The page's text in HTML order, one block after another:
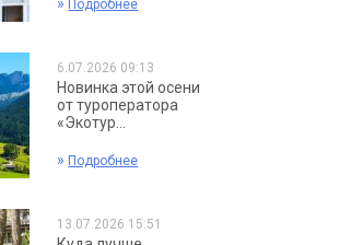
Подробнее
6.07.2026 09:13
Новинка этой осени
от туроператора
«Экотур...
» Подробнее
13.07.2026 15:51